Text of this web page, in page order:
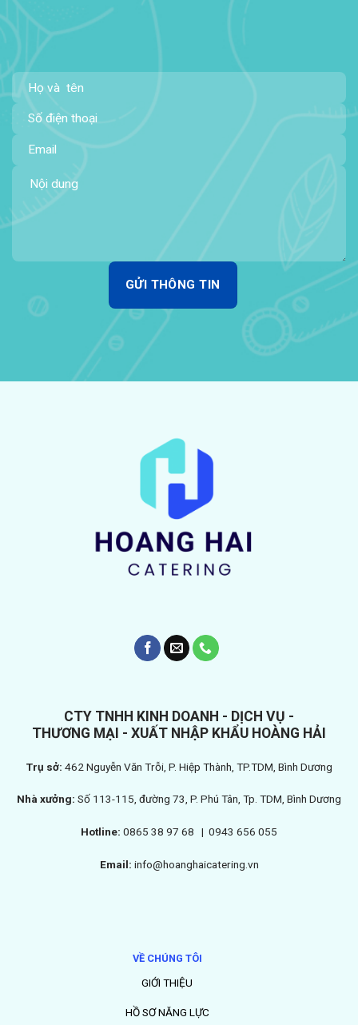
CTY TNHH KINH DOANH - DỊCH VỤ -
THƯƠNG MẠI - XUẤT NHẬP KHẨU HOÀNG HẢI
Trụ sở: 462 Nguyễn Văn Trỗi, P. Hiệp Thành, TP.TDM, Bình Dương
Nhà xưởng: Số 113-115, đường 73, P. Phú Tân, Tp. TDM, Bình Dương
Hotline: 0865 38 97 68 | 0943 656 055
Email: info@hoanghaicatering.vn
VỀ CHÚNG TÔI
GIỚI THIỆU
HỒ SƠ NĂNG LỰC